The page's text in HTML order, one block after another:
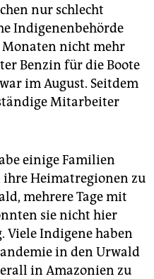
nur schlecht
Indigenenbehörde
Monaten nicht mehr
Benzin für die Boote
im August. Seitdem
Mitarbeiter
einige Familien
ihre Heimatregionen zu
mehrere Tage mit
sie nicht hier
Viele Indigene haben
in den Urwald
in Amazonien zu